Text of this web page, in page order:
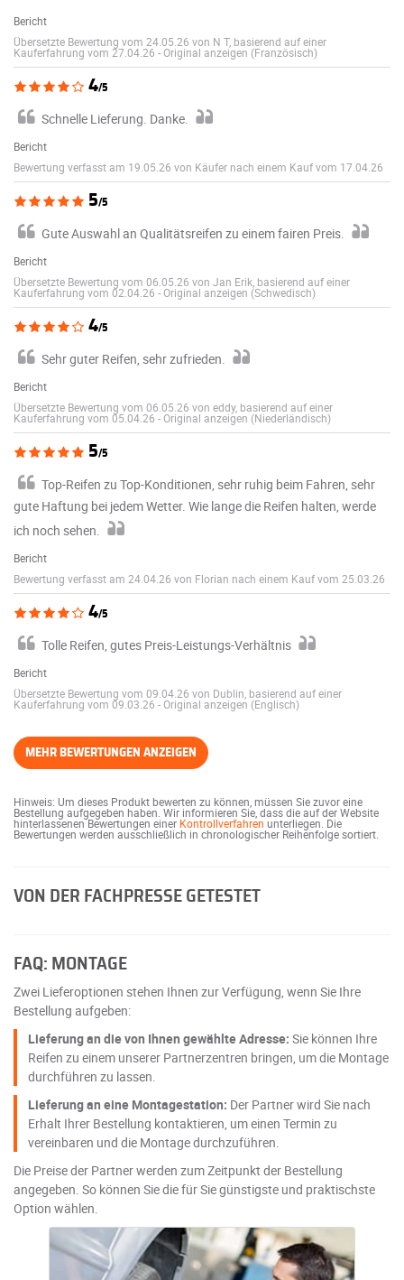
Bericht
Übersetzte Bewertung vom 24.05.26 von N T, basierend auf einer
Kauferfahrung vom 27.04.26 -Original anzeigen (Französisch)
4/5
Schnelle Lieferung. Danke.
Bericht
Bewertung verfasst am 19.05.26 von Käufer nach einem Kauf vom 17.04.26
5/5
Gute Auswahl an Qualitätsreifen zu einem fairen Preis.
Bericht
Übersetzte Bewertung vom 06.05.26 von Jan Erik, basierend auf einer
Kauferfahrung vom 02.04.26 -Original anzeigen (Schwedisch)
4/5
Sehr guter Reifen, sehr zufrieden.
Bericht
Übersetzte Bewertung vom 06.05.26 von eddy, basierend auf einer
Kauferfahrung vom 05.04.26 -Original anzeigen (Niederländisch)
5/5
Top-Reifen zu Top-Konditionen, sehr ruhig beim Fahren, sehr
gute Haftung bei jedem Wetter. Wie lange die Reifen halten, werde
ich noch sehen.
Bericht
Bewertung verfasst am 24.04.26 von Florian nach einem Kauf vom 25.03.26
4/5
Tolle Reifen, gutes Preis-Leistungs-Verhältnis
Bericht
Übersetzte Bewertung vom 09.04.26 von Dublin, basierend auf einer
Kauferfahrung vom 09.03.26 -Original anzeigen (Englisch)
MEHR BEWERTUNGEN ANZEIGEN
Hinweis: Um dieses Produkt bewerten zu können, müssen Sie zuvor eine
Bestellung aufgegeben haben. Wir informieren Sie, dass die auf der Website
hinterlassenen Bewertungen einer Kontrollverfahren unterliegen. Die
Bewertungen werden ausschließlich in chronologischer Reihenfolge sortiert.
VON DER FACHPRESSE GETESTET
FAQ: MONTAGE
Zwei Lieferoptionen stehen Ihnen zur Verfügung, wenn Sie Ihre
Bestellung aufgeben:
Lieferung an die von Ihnen gewählte Adresse: Sie können Ihre
Reifen zu einem unserer Partnerzentren bringen, um die Montage
durchführen zu lassen.
Lieferung an eine Montagestation: Der Partner wird Sie nach
Erhalt Ihrer Bestellung kontaktieren, um einen Termin zu
vereinbaren und die Montage durchzuführen.
Die Preise der Partner werden zum Zeitpunkt der Bestellung
angegeben. So können Sie die für Sie günstigste und praktischste
Option wählen.